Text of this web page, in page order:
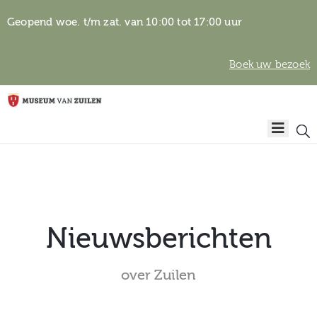
Geopend woe. t/m zat. van 10:00 tot 17:00 uur
Boek uw bezoek
Home
Nieuwsberichten
over Zuilen
Algemene